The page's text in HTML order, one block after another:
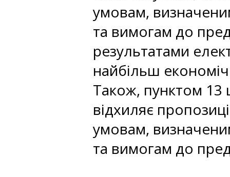
умовам,
та вимогам до
результатами
найбільш
Також, пунктом 13
відхиляє
умовам,
та вимогам до